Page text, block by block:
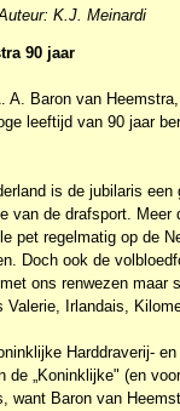
K.J. Meinardi
90 jaar
A. Baron van
leeftijd van 90 jaar
is de jubilaris
van de drafsport.
pet regelmatig op de
Doch ook de
ons renwezen maar
Irlandais,
Harddraverij-
de „Koninklijke" (en
want Baron van